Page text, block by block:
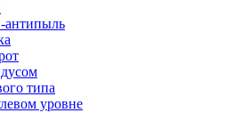
антипыль
типа
уровне